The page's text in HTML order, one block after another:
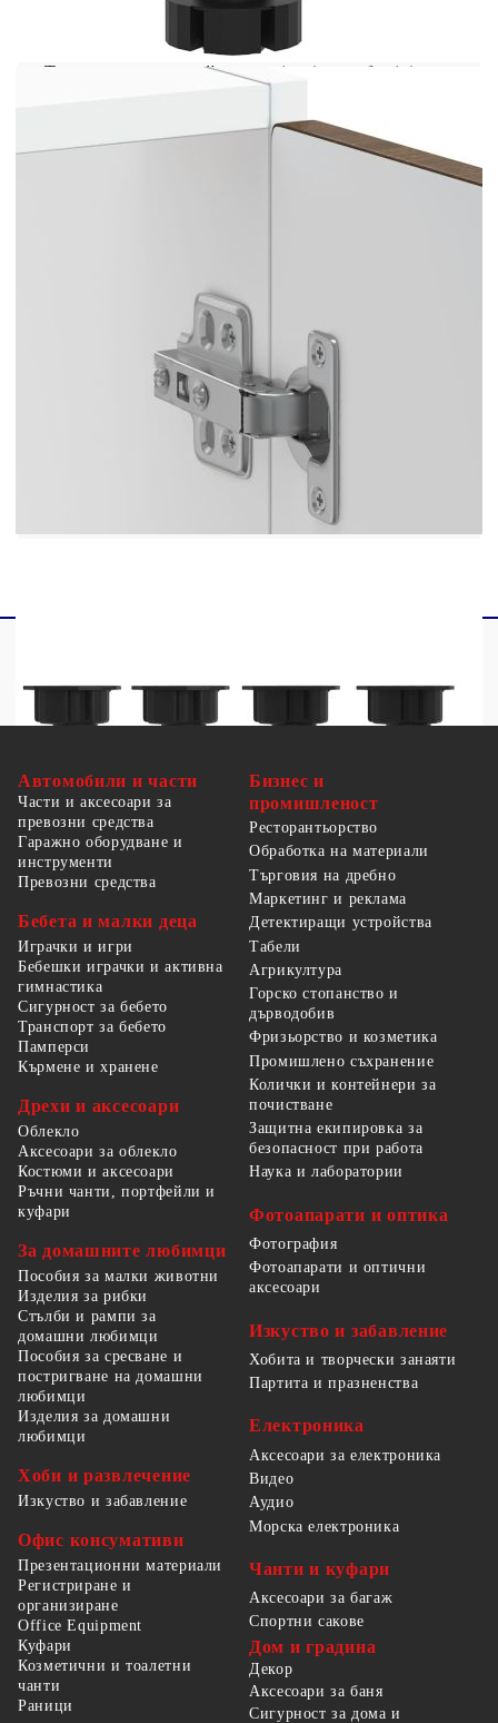
предоставеното устройство за закрепване на
за вътрешността на стената не са включени.
Търсете и използвайте винт(ове) и дюбел(и),
подходящи за вашите стени. Ако не сте
Прочетете и следвайте внимателно всяка стъпка
от инструкциите.
Максимален капацитет на теглото: 60 кг
Капацитет на теглото на един слой: 25 кг
Име на гамата: Kalmar
С регулируеми крачета
Работният плот не е включен в доставката
Автомобили и части
Части и аксесоари за
превозни средства
Гаражно оборудване и
инструменти
Превозни средства
Бебета и малки деца
Играчки и игри
Бебешки играчки и активна
гимнастика
Сигурност за бебето
Транспорт за бебето
Памперси
Кърмене и хранене
Дрехи и аксесоари
Облекло
Аксесоари за облекло
Костюми и аксесоари
Ръчни чанти, портфейли и
куфари
За домашните любимци
Пособия за малки животни
Изделия за рибки
Стълби и рампи за
домашни любимци
Пособия за сресване и
постригване на домашни
любимци
Изделия за домашни
любимци
Хоби и развлечение
Изкуство и забавление
Офис консумативи
Презентационни материали
Регистриране и
организиране
Office Equipment
Бизнес и
промишленост
Ресторантьорство
Обработка на материали
Търговия на дребно
Маркетинг и реклама
Детектиращи устройства
Табели
Агрикултура
Горско стопанство и
дърводобив
Фризьорство и козметика
Промишлено съхранение
Колички и контейнери за
почистване
Защитна екипировка за
безопасност при работа
Наука и лаборатории
Фотоапарати и оптика
Фотография
Фотоапарати и оптични
аксесоари
Изкуство и забавление
Хобита и творчески занаяти
Партита и празненства
Електроника
Аксесоари за електроника
Видео
Аудио
Морска електроника
Чанти и куфари
Аксесоари за багаж
Спортни сакове
Куфари
Козметични и тоалетни
чанти
Раници
Дом и градина
Декор
Аксесоари за баня
Сигурност за дома и